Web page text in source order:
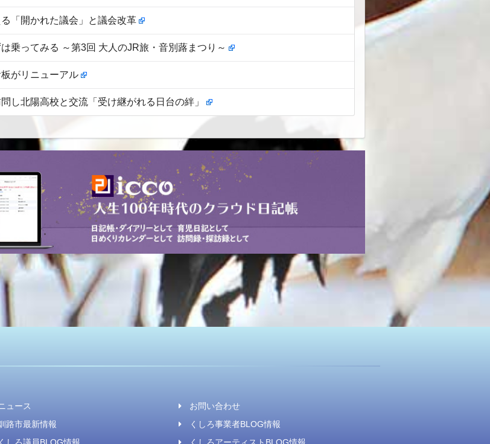
「開かれた議会」と議会改革
乗ってみる ～第3回 大人のJR旅・音別蕗まつり～
がリニューアル
し北陽高校と交流「受け継がれる日台の絆」
ニュース
お問い合わせ
路市最新情報
くしろ事業者BLOG情報
くしろ議員BLOG情報 くしろアーティストBLOG情報